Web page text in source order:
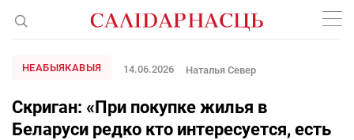
НЕАБЫЯКАВЫЯ 14.06.2026 Наталья Север
Скриган: «При покупке жилья в
Беларуси редко кто интересуется, есть